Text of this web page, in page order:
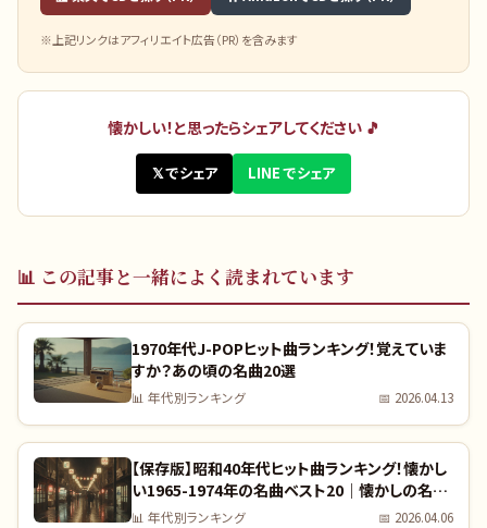
※上記リンクはアフィリエイト広告（PR）を含みます
懐かしい！と思ったらシェアしてください 🎵
𝕏 でシェア LINE でシェア
📊 この記事と一緒によく読まれています
1970年代J-POPヒット曲ランキング！覚えていま
すか？あの頃の名曲20選
📊 年代別ランキング 📅 2026.04.13
【保存版】昭和40年代ヒット曲ランキング！懐かし
い1965-1974年の名曲ベスト20｜懐かしの名曲
完全リスト
📊 年代別ランキング 📅 2026.04.06